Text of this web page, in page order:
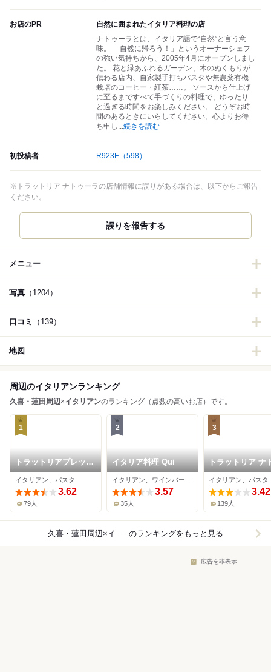
お店のPR
自然に囲まれたイタリア料理の店
ナトゥーラとは、イタリア語で“自然”と言う意
味。 「自然に帰ろう！」というオーナーシェフ
の強い気持ちから、2005年4月にオープンしまし
た。 花と緑あふれるガーデン、木のぬくもりが
伝わる店内、自家製手打ちパスタや無農薬有機
栽培のコーヒー・紅茶……。 ソースから仕上げ
に至るまですべて手づくりの料理で、ゆったり
と過ぎる時間をお楽しみください。 どうぞお時
間のあるときにいらしてください。心よりお待
ち申し ...続きを読む
初投稿者 R923E （598）
※トラットリア ナトゥーラの店舗情報に誤りがある場合は、以下からご報告
ください。
誤りを報告する
メニュー
写真 （1204）
口コミ （139）
地図
周辺のイタリアンランキング
久喜・蓮田周辺×イタリアンのランキング（点数の高いお店）です。
1
トラットリアプレッツ
ァ
イタリアン、パスタ
3.62
79人
2
イタリア料理 Qui
3.57
35人
3
トラットリア ナ
ーラ
イタリアン、パスタ
3.42
139人
久喜・蓮田周辺×イタリアン のランキングをもっと見る
広告を非表示